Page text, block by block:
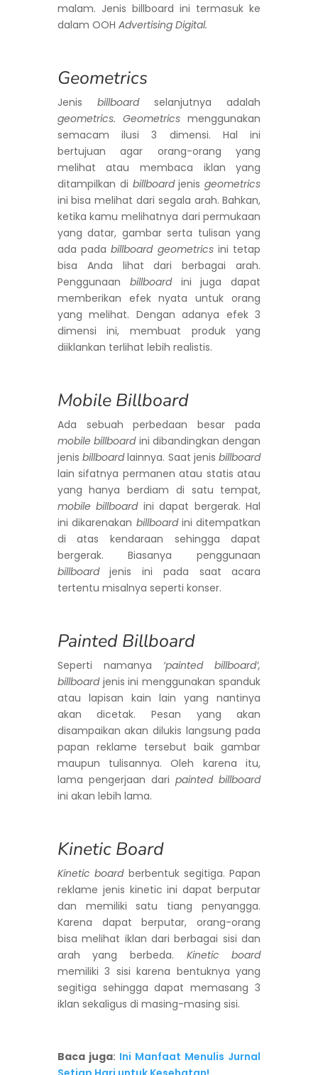
malam. Jenis billboard ini termasuk ke
dalam OOH Advertising Digital.
Geometrics
Jenis billboardselanjutnya adalah
geometrics. Geometrics menggunakan
semacam ilusi 3 dimensi. Hal ini
bertujuan agar orang-orang yang
melihat atau membaca iklan yang
ditampilkan di billboardjenisgeometrics
ini bisa melihat dari segala arah. Bahkan,
ketika kamu melihatnya dari permukaan
yang datar, gambar serta tulisan yang
ada padabillboard geometricsini tetap
bisa Anda lihat dari berbagai arah.
Penggunaan billboardini juga dapat
memberikan efek nyata untuk orang
yang melihat. Dengan adanya efek 3
dimensi ini, membuat produk yang
diiklankan terlihat lebih realistis.
Mobile Billboard
Ada sebuah perbedaan besar pada
mobile billboardini dibandingkan dengan
jenis billboardlainnya. Saat jenisbillboard
lain sifatnya permanen atau statis atau
yang hanya berdiam di satu tempat,
mobile billboardini dapat bergerak. Hal
ini dikarenakan billboardini ditempatkan
di atas kendaraan sehingga dapat
bergerak. Biasanya penggunaan
billboardjenis ini pada saat acara
tertentu misalnya seperti konser.
Painted Billboard
Seperti namanya ‘painted billboard’,
billboardjenis ini menggunakan spanduk
atau lapisan kain lain yang nantinya
akan dicetak. Pesan yang akan
disampaikan akan dilukis langsung pada
papan reklame tersebut baik gambar
maupun tulisannya. Oleh karena itu,
lama pengerjaan daripainted billboard
ini akan lebih lama.
Kinetic Board
Kinetic boardberbentuk segitiga. Papan
reklame jenis kinetic ini dapat berputar
dan memiliki satu tiang penyangga.
Karena dapat berputar, orang-orang
bisa melihat iklan dari berbagai sisi dan
arah yang berbeda. Kinetic board
memiliki 3 sisi karena bentuknya yang
segitiga sehingga dapat memasang 3
iklan sekaligus di masing-masing sisi.
Baca juga: Ini Manfaat Menulis Jurnal